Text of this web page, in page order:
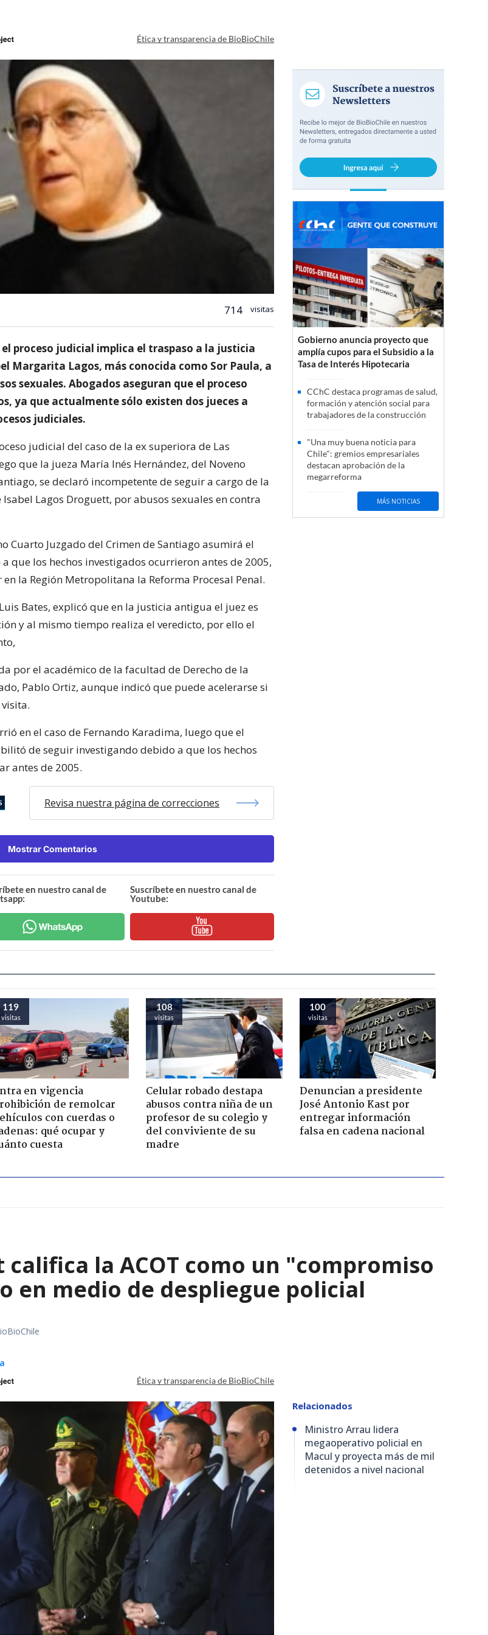
Ética y transparencia de BioBioChile
714 visitas
el proceso judicial implica el traspaso a la justicia
Margarita Lagos, más conocida como Sor Paula, a
sexuales. Abogados aseguran que el proceso
ya que actualmente sólo existen dos jueces a
judiciales.
judicial del caso de la ex superiora de Las
que la jueza María Inés Hernández, del Noveno
se declaró incompetente de seguir a cargo de la
Lagos Droguett, por abusos sexuales en contra
Cuarto Juzgado del Crimen de Santiago asumirá el
que los hechos investigados ocurrieron antes de 2005,
la Región Metropolitana la Reforma Procesal Penal.
Bates, explicó que en la justicia antigua el juez es
y al mismo tiempo realiza el veredicto, por ello el
por el académico de la facultad de Derecho de la
Pablo Ortiz, aunque indicó que puede acelerarse si
en el caso de Fernando Karadima, luego que el
de seguir investigando debido a que los hechos
antes de 2005.
Revisa nuestra página de correcciones
Mostrar Comentarios
en nuestro canal de
Suscríbete en nuestro canal de
Youtube:
Gobierno anuncia proyecto que
amplía cupos para el Subsidio a la
Tasa de Interés Hipotecaria
CChC destaca programas de salud,
formación y atención social para
trabajadores de la construcción
"Una muy buena noticia para
Chile": gremios empresariales
destacan aprobación de la
megarreforma
MÁS NOTICIAS
119
visitas
en vigencia
de remolcar
con cuerdas o
qué ocupar y
cuesta
108
visitas
Celular robado destapa
abusos contra niña de un
profesor de su colegio y
del conviviente de su
madre
100
visitas
Denuncian a presidente
José Antonio Kast por
entregar información
falsa en cadena nacional
califica la ACOT como un "compromiso
en medio de despliegue policial
Ética y transparencia de BioBioChile
Relacionados
Ministro Arrau lidera
megaoperativo policial en
Macul y proyecta más de mil
detenidos a nivel nacional